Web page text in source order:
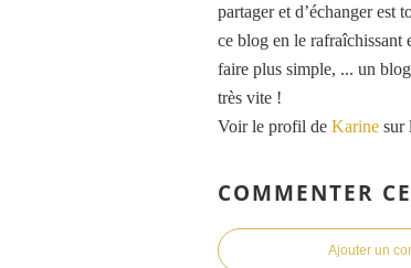
partager et d’échanger est
ce blog en le
faire plus simple, ... un
très vite !
Voir le profil de Karine sur
COMMENTER
Ajouter un